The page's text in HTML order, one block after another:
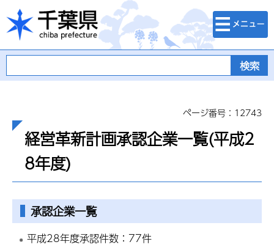
千葉県
検索・メニュ
ー
ページ番号：12743
経営革新計画承認企業一覧(平成2
8年度)
承認企業一覧
平成28年度承認件数：77件